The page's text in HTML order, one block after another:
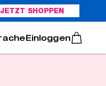
JETZT SHOPPEN
Português
Einloggen